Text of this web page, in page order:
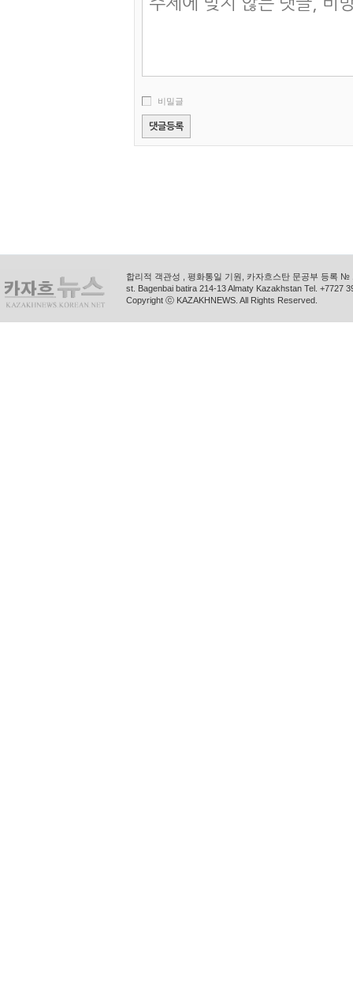
비밀글
합리적 객관성 , 평화통일 기원, 카자흐스탄 문공부 등록
st. Bagenbai batira 214-13 Almaty Kazakhstan Tel. +7727
Copyright ⓒ KAZAKHNEWS. All Rights Reserved.